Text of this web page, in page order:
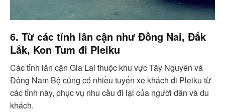
6. Từ các tỉnh lân cận như Đồng Nai, Đắk
Lắk, Kon Tum đi Pleiku
Các tỉnh lân cận Gia Lai thuộc khu vực Tây Nguyên và
Đông Nam Bộ cũng có nhiều tuyến xe khách đi Pleiku từ
các tỉnh này, phục vụ nhu cầu đi lại của người dân và du
khách.